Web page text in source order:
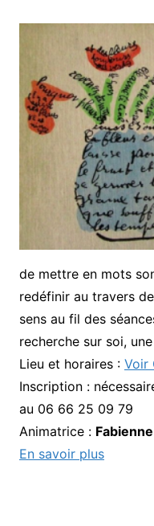
de mettre en mots
redéfinir au travers
sens au fil des
recherche sur soi,
Lieu et horaires : Voir
Inscription :
au 06 66 25 09 79
Animatrice :
En savoir plus